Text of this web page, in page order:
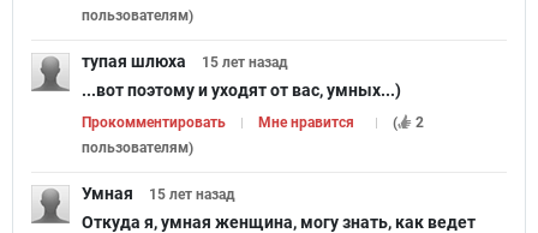
пользователям)
тупая шлюха 15 лет назад
...вот поэтому и уходят от вас, умных...)
Прокомментировать Мне нравится (
2
пользователям)
Умная 15 лет назад
Откуда я, умная женщина, могу знать, как ведет